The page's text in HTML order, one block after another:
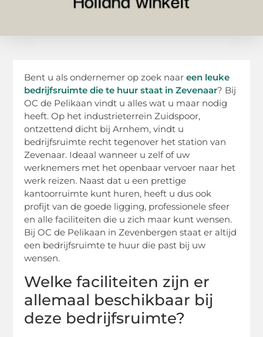
Bent u als ondernemer op zoek naareen leuke
bedrijfsruimte die te huur staat in Zevenaar? Bij
OC de Pelikaan vindt u alles wat u maar nodig
heeft. Op het industrieterrein Zuidspoor,
ontzettend dicht bij Arnhem, vindt u
bedrijfsruimte recht tegenover het station van
Zevenaar. Ideaal wanneer u zelf of uw
werknemers met het openbaar vervoer naar het
werk reizen. Naast dat u een prettige
kantoorruimte kunt huren, heeft u dus ook
profijt van de goede ligging, professionele sfeer
en alle faciliteiten die u zich maar kunt wensen.
Bij OC de Pelikaan in Zevenbergen staat er altijd
een bedrijfsruimte te huur die past bij uw
wensen.
Welke faciliteiten zijn er
allemaal beschikbaar bij
deze bedrijfsruimte?